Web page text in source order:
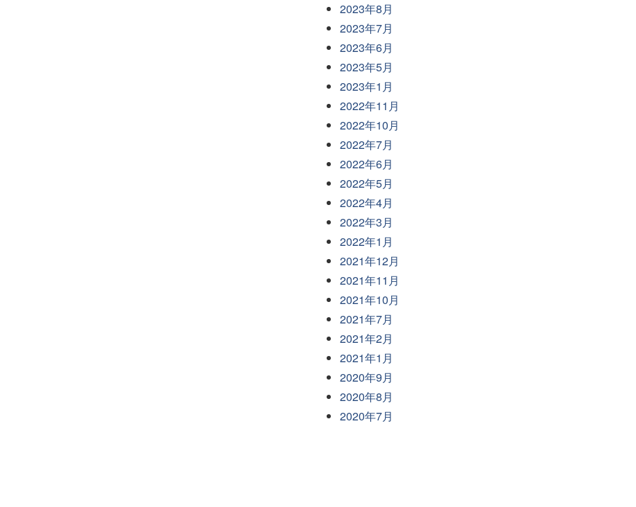
2023年8月
2023年7月
2023年6月
2023年5月
2023年1月
2022年11月
2022年10月
2022年7月
2022年6月
2022年5月
2022年4月
2022年3月
2022年1月
2021年12月
2021年11月
2021年10月
2021年7月
2021年2月
2021年1月
2020年9月
2020年8月
2020年7月